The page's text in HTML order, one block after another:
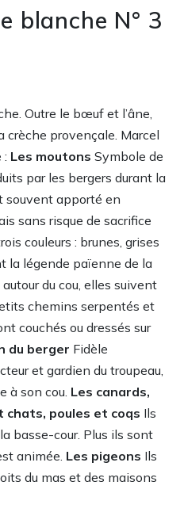
blanche N° 3
Outre le bœuf et l’âne,
crèche provençale. Marcel
: Les moutons Symbole de
par les bergers durant la
souvent apporté en
sans risque de sacrifice
couleurs : brunes, grises
la légende païenne de la
du cou, elles suivent
chemins serpentés et
couchés ou dressés sur
du berger Fidèle
et gardien du troupeau,
à son cou. Les canards,
chats, poules et coqs Ils
basse-cour. Plus ils sont
animée. Les pigeons Ils
du mas et des maisons